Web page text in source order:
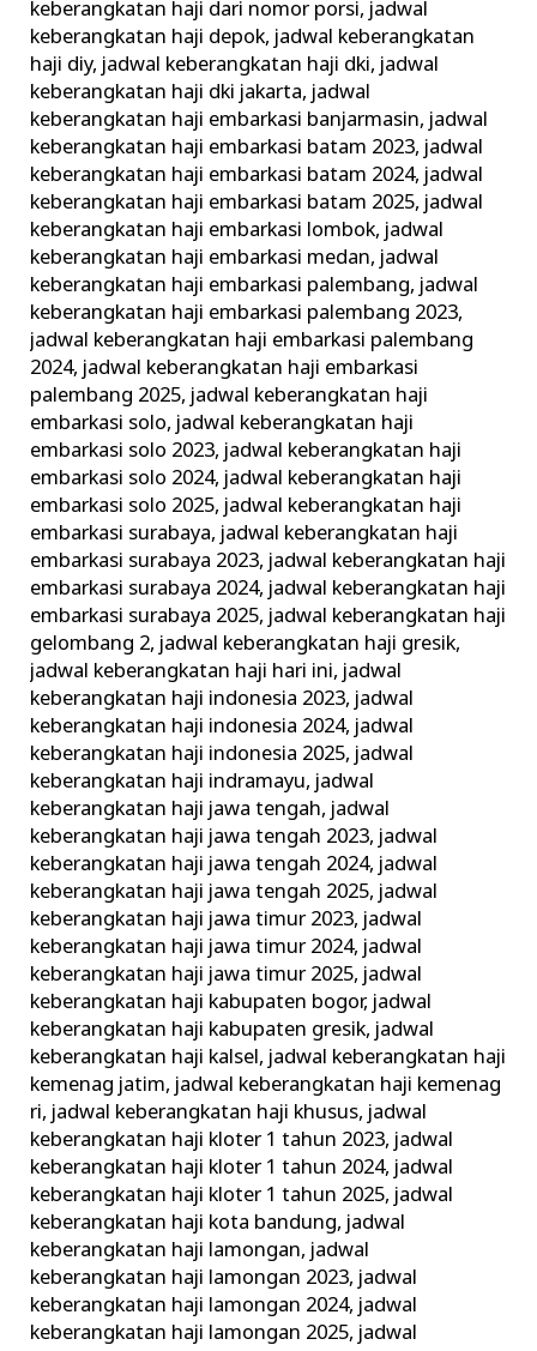
keberangkatan haji dari nomor porsi, jadwal
keberangkatan haji depok, jadwal keberangkatan
haji diy, jadwal keberangkatan haji dki, jadwal
keberangkatan haji dki jakarta, jadwal
keberangkatan haji embarkasi banjarmasin, jadwal
keberangkatan haji embarkasi batam 2023, jadwal
keberangkatan haji embarkasi batam 2024, jadwal
keberangkatan haji embarkasi batam 2025, jadwal
keberangkatan haji embarkasi lombok, jadwal
keberangkatan haji embarkasi medan, jadwal
keberangkatan haji embarkasi palembang, jadwal
keberangkatan haji embarkasi palembang 2023,
jadwal keberangkatan haji embarkasi palembang
2024, jadwal keberangkatan haji embarkasi
palembang 2025, jadwal keberangkatan haji
embarkasi solo, jadwal keberangkatan haji
embarkasi solo 2023, jadwal keberangkatan haji
embarkasi solo 2024, jadwal keberangkatan haji
embarkasi solo 2025, jadwal keberangkatan haji
embarkasi surabaya, jadwal keberangkatan haji
embarkasi surabaya 2023, jadwal keberangkatan haji
embarkasi surabaya 2024, jadwal keberangkatan haji
embarkasi surabaya 2025, jadwal keberangkatan haji
gelombang 2, jadwal keberangkatan haji gresik,
jadwal keberangkatan haji hari ini, jadwal
keberangkatan haji indonesia 2023, jadwal
keberangkatan haji indonesia 2024, jadwal
keberangkatan haji indonesia 2025, jadwal
keberangkatan haji indramayu, jadwal
keberangkatan haji jawa tengah, jadwal
keberangkatan haji jawa tengah 2023, jadwal
keberangkatan haji jawa tengah 2024, jadwal
keberangkatan haji jawa tengah 2025, jadwal
keberangkatan haji jawa timur 2023, jadwal
keberangkatan haji jawa timur 2024, jadwal
keberangkatan haji jawa timur 2025, jadwal
keberangkatan haji kabupaten bogor, jadwal
keberangkatan haji kabupaten gresik, jadwal
keberangkatan haji kalsel, jadwal keberangkatan haji
kemenag jatim, jadwal keberangkatan haji kemenag
ri, jadwal keberangkatan haji khusus, jadwal
keberangkatan haji kloter 1 tahun 2023, jadwal
keberangkatan haji kloter 1 tahun 2024, jadwal
keberangkatan haji kloter 1 tahun 2025, jadwal
keberangkatan haji kota bandung, jadwal
keberangkatan haji lamongan, jadwal
keberangkatan haji lamongan 2023, jadwal
keberangkatan haji lamongan 2024, jadwal
keberangkatan haji lamongan 2025, jadwal